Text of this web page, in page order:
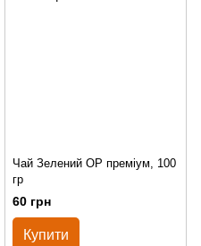
Чай Зелений OP преміум, 100
гр
60 грн
Купити